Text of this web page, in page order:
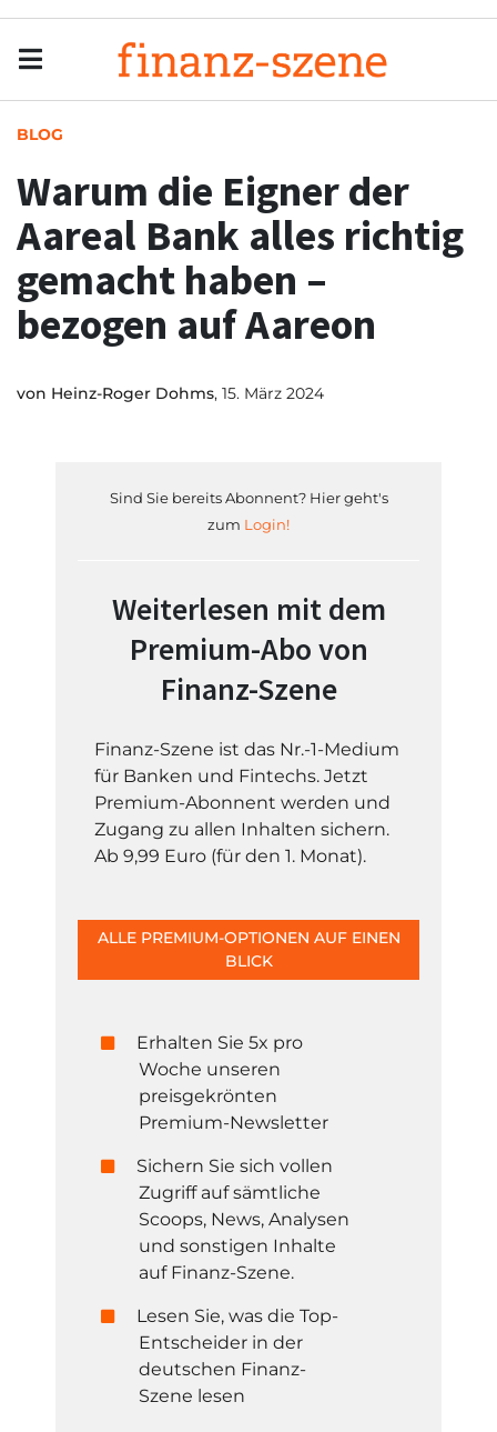
BLOG
Warum die Eigner der
Aareal Bank alles richtig
gemacht haben –
bezogen auf Aareon
von Heinz-Roger Dohms, 15. März 2024
Sind Sie bereits Abonnent? Hier geht's
zum Login!
Weiterlesen mit dem
Premium-Abo von
Finanz-Szene
Finanz-Szene ist das Nr.-1-Medium
für Banken und Fintechs. Jetzt
Premium-Abonnent werden und
Zugang zu allen Inhalten sichern.
Ab 9,99 Euro (für den 1. Monat).
ALLE PREMIUM-OPTIONEN AUF EINEN
BLICK
Erhalten Sie 5x pro
Woche unseren
preisgekrönten
Premium-Newsletter
Sichern Sie sich vollen
Zugriff auf sämtliche
Scoops, News, Analysen
und sonstigen Inhalte
auf Finanz-Szene.
Lesen Sie, was die Top-
Entscheider in der
deutschen Finanz-
Szene lesen